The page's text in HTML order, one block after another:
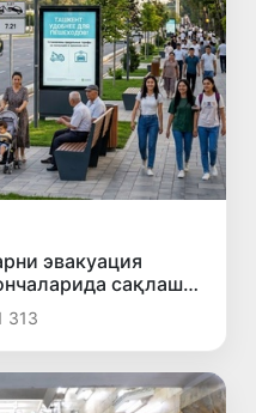
эвакуация
сақлаш
миқдори
313